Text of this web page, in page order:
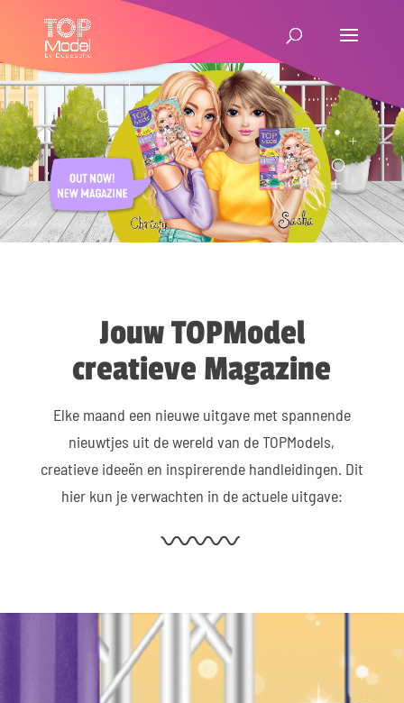
Jouw TOPModel
creatieve Magazine
Elke maand een nieuwe uitgave met spannende
nieuwtjes uit de wereld van de TOPModels,
creatieve ideeën en inspirerende handleidingen. Dit
hier kun je verwachten in de actuele uitgave: